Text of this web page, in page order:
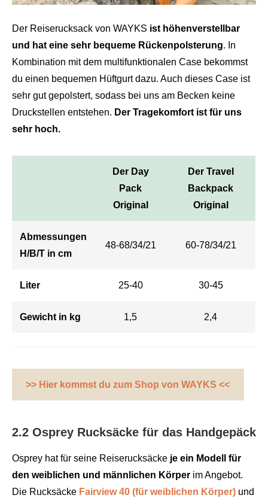
Der Reiserucksack von WAYKS ist höhenverstellbar
und hat eine sehr bequeme Rückenpolsterung. In
Kombination mit dem multifunktionalen Case bekommst
du einen bequemen Hüftgurt dazu. Auch dieses Case ist
sehr gut gepolstert, sodass bei uns am Becken keine
Druckstellen entstehen. Der Tragekomfort ist für uns
sehr hoch.
Der Day
Pack
Original
Der Travel
Backpack
Original
Abmessungen
H/B/T in cm
48-68/34/21 60-78/34/21
Liter 25-40 30-45
Gewicht in kg 1,5 2,4
>> Hier kommst du zum Shop von WAYKS <<
2.2 Osprey Rucksäcke für das Handgepäck
Osprey hat für seine Reiserucksäcke je ein Modell für
den weiblichen und männlichen Körper im Angebot.
Die Rucksäcke Fairview 40 (für weiblichen Körper) und